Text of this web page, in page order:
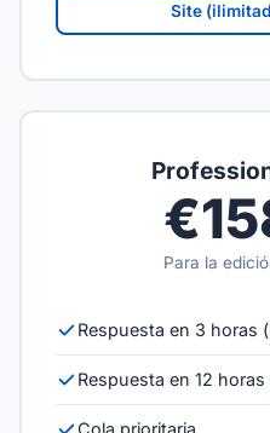
Site
Para la
Respuesta en 3 horas
Respuesta en 12
Cola prioritaria